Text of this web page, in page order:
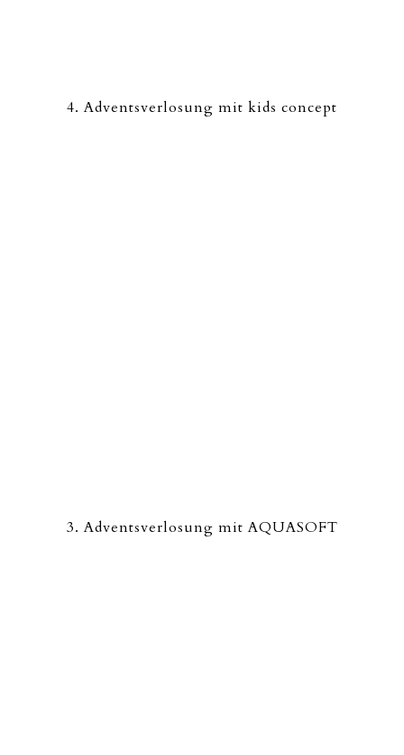
4. Adventsverlosung mit kids concept
3. Adventsverlosung mit AQUASOFT